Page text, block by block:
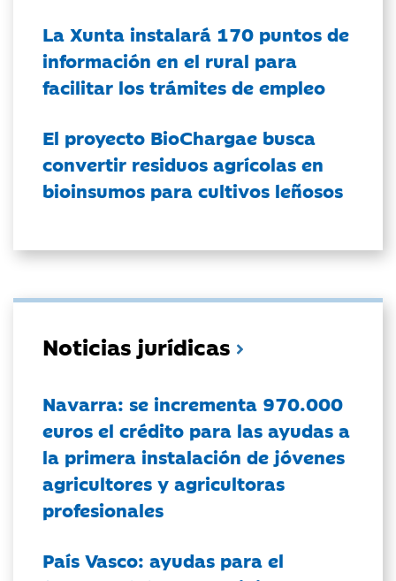
La Xunta instalará 170 puntos de
información en el rural para
facilitar los trámites de empleo
El proyecto BioChargae busca
convertir residuos agrícolas en
bioinsumos para cultivos leñosos
Noticias jurídicas
Navarra: se incrementa 970.000
euros el crédito para las ayudas a
la primera instalación de jóvenes
agricultores y agricultoras
profesionales
País Vasco: ayudas para el